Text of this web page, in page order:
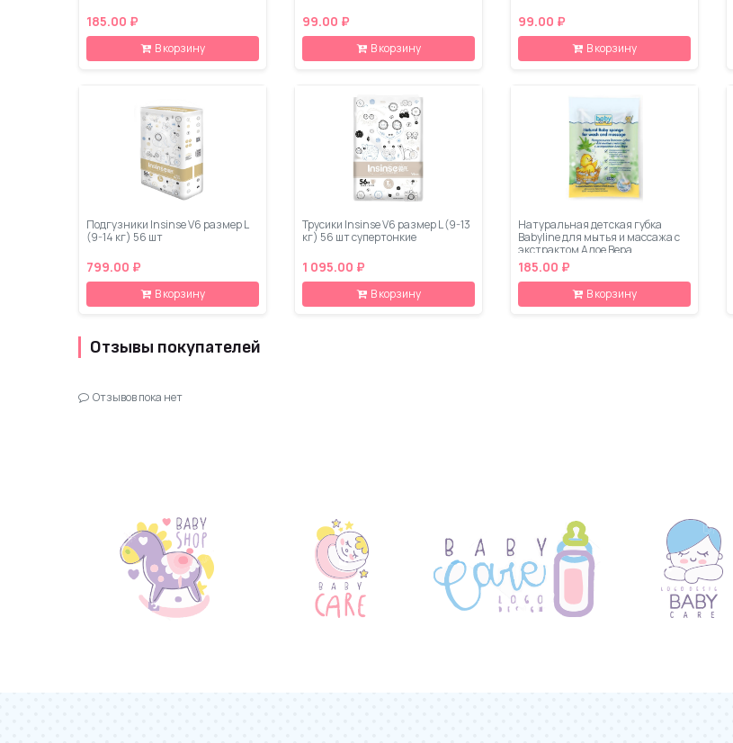
185.00 ₽
В корзину
99.00 ₽
В корзину
99.00 ₽
В корзину
Подгузники Insinse V6 размер L
(9-14 кг) 56 шт
799.00 ₽
В корзину
Трусики Insinse V6 размер L (9-13
кг) 56 шт супертонкие
1 095.00 ₽
В корзину
Натуральная детская губка
Babyline для мытья и массажа с
экстрактом Алое Вера
185.00 ₽
В корзину
Отзывы покупателей
Отзывов пока нет